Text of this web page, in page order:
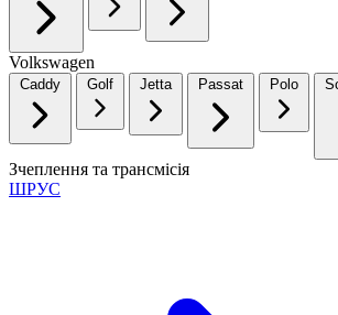
Volkswagen
Зчеплення та трансмісія
ШРУС